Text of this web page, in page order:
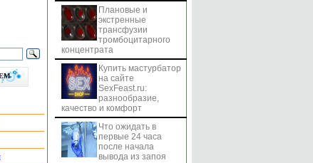
Плановые и
экстренные
трансфузии
тромбоцитарного
концентрата
Купить мастурбатор
на сайте
SexFeast.ru:
разнообразие,
качество и комфорт
Что ожидать в
первые 24 часа
после начала
вывода из запоя